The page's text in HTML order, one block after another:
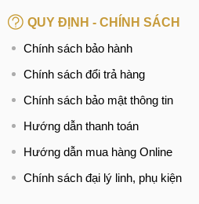
QUY ĐỊNH - CHÍNH SÁCH
Chính sách bảo hành
Chính sách đổi trả hàng
Chính sách bảo mật thông tin
Hướng dẫn thanh toán
Hướng dẫn mua hàng Online
Chính sách đại lý linh, phụ kiện